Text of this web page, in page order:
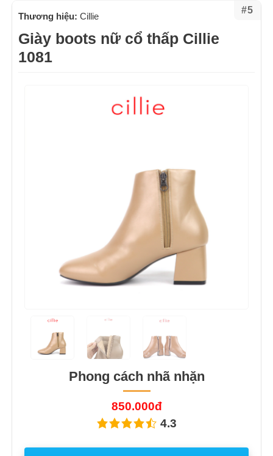
#5
Thương hiệu: Cillie
Giày boots nữ cổ thấp Cillie
1081
Phong cách nhã nhặn
850.000đ
4.3